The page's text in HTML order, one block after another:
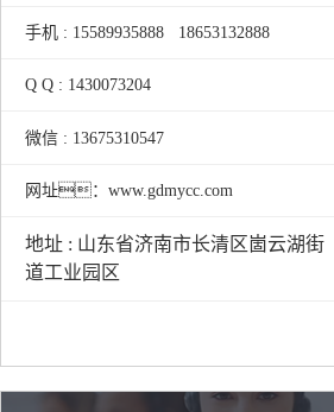
手机 : 15589935888 18653132888
Q Q : 1430073204
微信 : 13675310547
网址：www.gdmycc.com
地址 : 山东省济南市长清区崮云湖街
道工业园区